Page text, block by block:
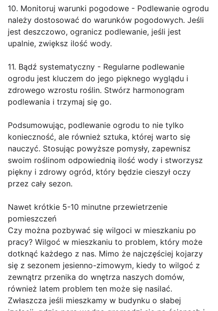
10. Monitoruj warunki pogodowe - Podlewanie ogrodu
należy dostosować do warunków pogodowych. Jeśli
jest deszczowo, ogranicz podlewanie, jeśli jest
upalnie, zwiększ ilość wody.
11. Bądź systematyczny - Regularne podlewanie
ogrodu jest kluczem do jego pięknego wyglądu i
zdrowego wzrostu roślin. Stwórz harmonogram
podlewania i trzymaj się go.
Podsumowując, podlewanie ogrodu to nie tylko
konieczność, ale również sztuka, której warto się
nauczyć. Stosując powyższe pomysły, zapewnisz
swoim roślinom odpowiednią ilość wody i stworzysz
piękny i zdrowy ogród, który będzie cieszył oczy
przez cały sezon.
Nawet krótkie 5-10 minutne przewietrzenie
pomieszczeń
Czy można pozbywać się wilgoci w mieszkaniu po
pracy? Wilgoć w mieszkaniu to problem, który może
dotknąć każdego z nas. Mimo że najczęściej kojarzy
się z sezonem jesienno-zimowym, kiedy to wilgoć z
zewnątrz przenika do wnętrza naszych domów,
również latem problem ten może się nasilać.
Zwłaszcza jeśli mieszkamy w budynku o słabej